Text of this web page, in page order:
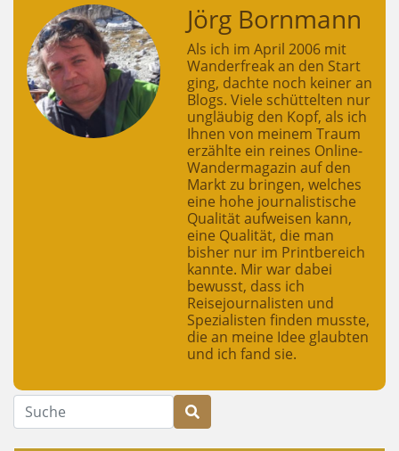
Jörg Bornmann
Als ich im April 2006 mit
Wanderfreak an den Start
ging, dachte noch keiner an
Blogs. Viele schüttelten nur
ungläubig den Kopf, als ich
Ihnen von meinem Traum
erzählte ein reines Online-
Wandermagazin auf den
Markt zu bringen, welches
eine hohe journalistische
Qualität aufweisen kann,
eine Qualität, die man
bisher nur im Printbereich
kannte. Mir war dabei
bewusst, dass ich
Reisejournalisten und
Spezialisten finden musste,
die an meine Idee glaubten
und ich fand sie.
Suche